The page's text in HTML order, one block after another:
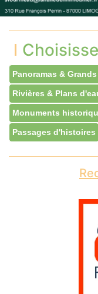
Panoramas &
Rivières & Plans
Monuments
Passages d'histoires